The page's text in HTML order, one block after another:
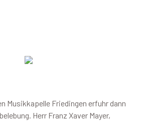
Musikkapelle Friedingen erfuhr dann
Herr Franz Xaver Mayer,